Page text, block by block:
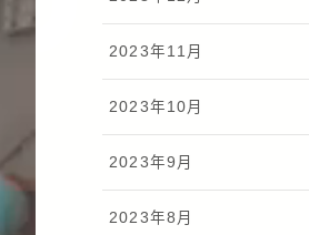
2023年11月
2023年10月
2023年9月
2023年8月